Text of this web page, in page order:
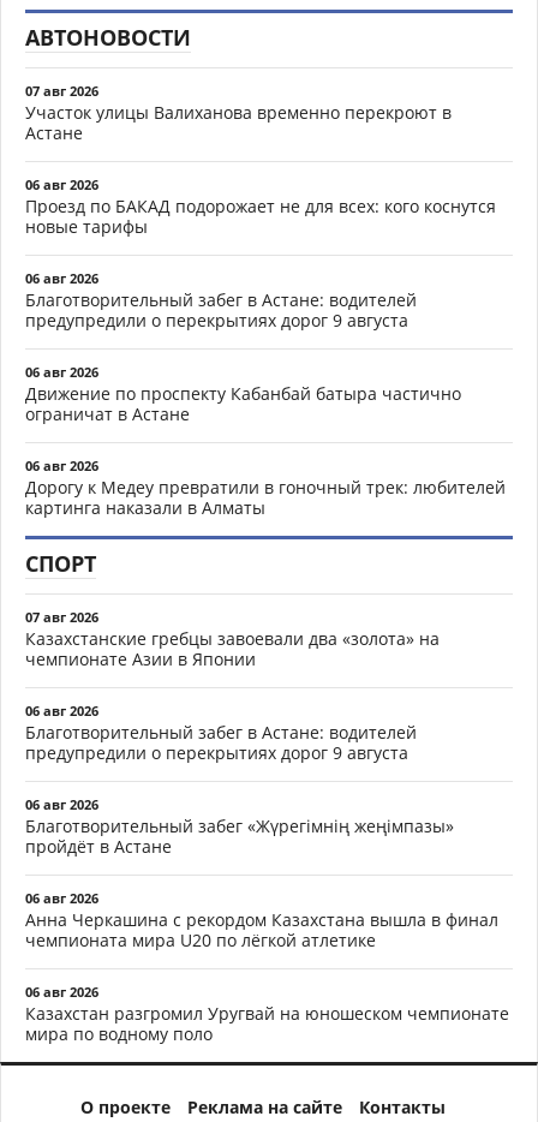
АВТОНОВОСТИ
07 авг 2026
Участок улицы Валиханова временно перекроют в
Астане
06 авг 2026
Проезд по БАКАД подорожает не для всех: кого коснутся
новые тарифы
06 авг 2026
Благотворительный забег в Астане: водителей
предупредили о перекрытиях дорог 9 августа
06 авг 2026
Движение по проспекту Кабанбай батыра частично
ограничат в Астане
06 авг 2026
Дорогу к Медеу превратили в гоночный трек: любителей
картинга наказали в Алматы
СПОРТ
07 авг 2026
Казахстанские гребцы завоевали два «золота» на
чемпионате Азии в Японии
06 авг 2026
Благотворительный забег в Астане: водителей
предупредили о перекрытиях дорог 9 августа
06 авг 2026
Благотворительный забег «Жүрегімнің жеңімпазы»
пройдёт в Астане
06 авг 2026
Анна Черкашина с рекордом Казахстана вышла в финал
чемпионата мира U20 по лёгкой атлетике
06 авг 2026
Казахстан разгромил Уругвай на юношеском чемпионате
мира по водному поло
О проекте Реклама на сайте Контакты